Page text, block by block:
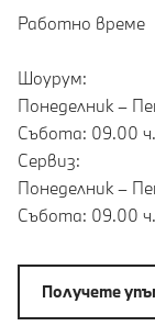
Работно време
Шоурум:
Понеделник –
Събота: 09.00
Сервиз:
Понеделник –
Събота: 09.00
Получете